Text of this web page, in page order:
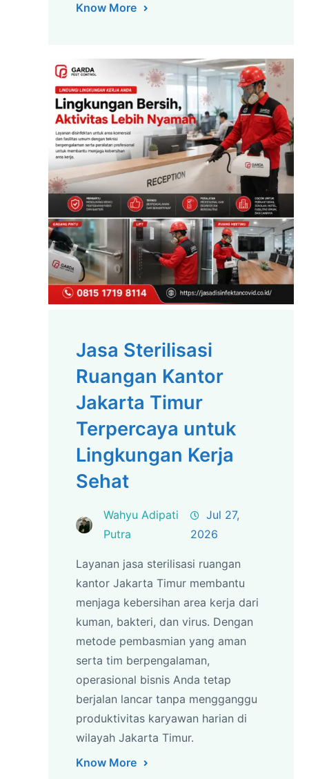
Know More
Jasa Sterilisasi
Ruangan Kantor
Jakarta Timur
Terpercaya untuk
Lingkungan Kerja
Sehat
Wahyu Adipati
Putra
Jul 27,
2026
Layanan jasa sterilisasi ruangan
kantor Jakarta Timur membantu
menjaga kebersihan area kerja dari
kuman, bakteri, dan virus. Dengan
metode pembasmian yang aman
serta tim berpengalaman,
operasional bisnis Anda tetap
berjalan lancar tanpa mengganggu
produktivitas karyawan harian di
wilayah Jakarta Timur.
Know More